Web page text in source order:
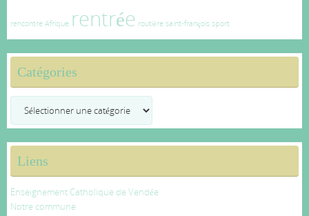
rencontre Afrique rentrée routière saint-françois sport
Catégories
Liens
Enseignement Catholique de Vendée
Notre commune